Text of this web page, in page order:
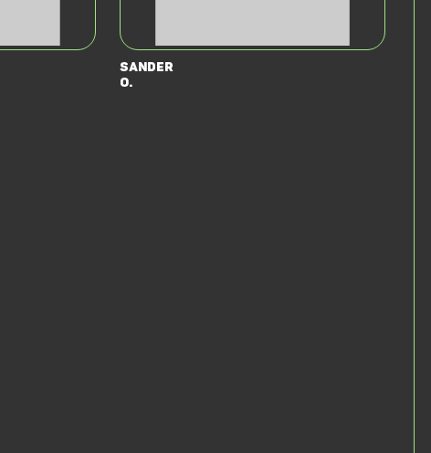
Sander
O.